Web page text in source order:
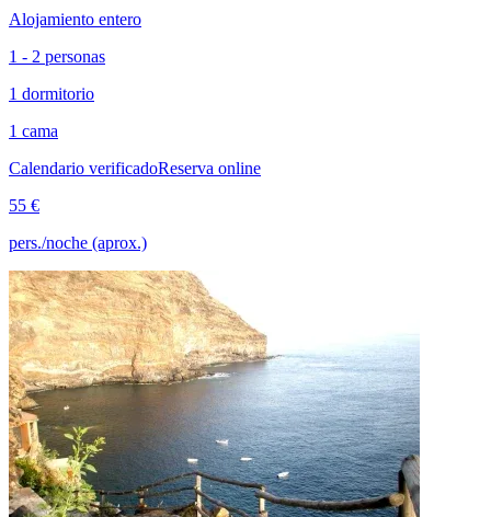
Alojamiento entero
1 - 2 personas
1 dormitorio
1 cama
Calendario verificadoReserva online
55 €
pers./noche (aprox.)